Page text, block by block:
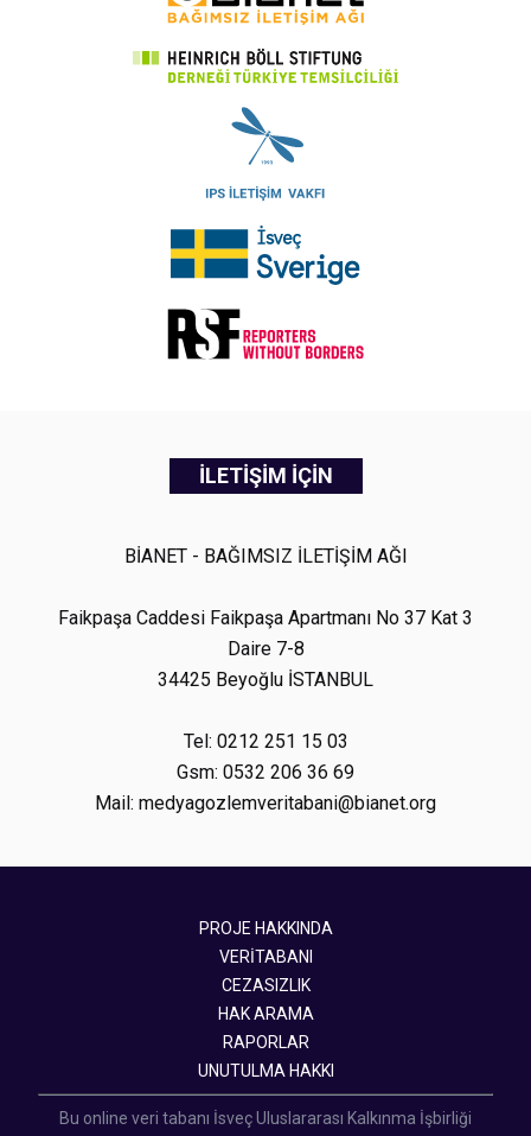
İLETİŞİM İÇİN
BİANET - BAĞIMSIZ İLETİŞİM AĞI
Faikpaşa Caddesi Faikpaşa Apartmanı No 37 Kat 3
Daire 7-8
34425 Beyoğlu İSTANBUL
Tel: 0212 251 15 03
Gsm: 0532 206 36 69
Mail: medyagozlemveritabani@bianet.org
PROJE HAKKINDA
VERİTABANI
CEZASIZLIK
HAK ARAMA
RAPORLAR
UNUTULMA HAKKI
Bu online veri tabanı İsveç Uluslararası Kalkınma İşbirliği